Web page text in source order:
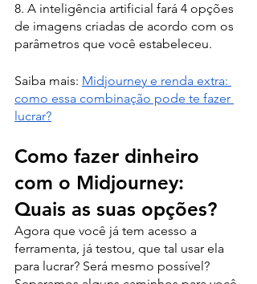
8. A inteligência artificial fará 4 opções
de imagens criadas de acordo com os
parâmetros que você estabeleceu.
Saiba mais: Midjourney e renda extra:
como essa combinação pode te fazer
lucrar?
Como fazer dinheiro
com o Midjourney:
Quais as suas opções?
Agora que você já tem acesso a
ferramenta, já testou, que tal usar ela
para lucrar? Será mesmo possível?